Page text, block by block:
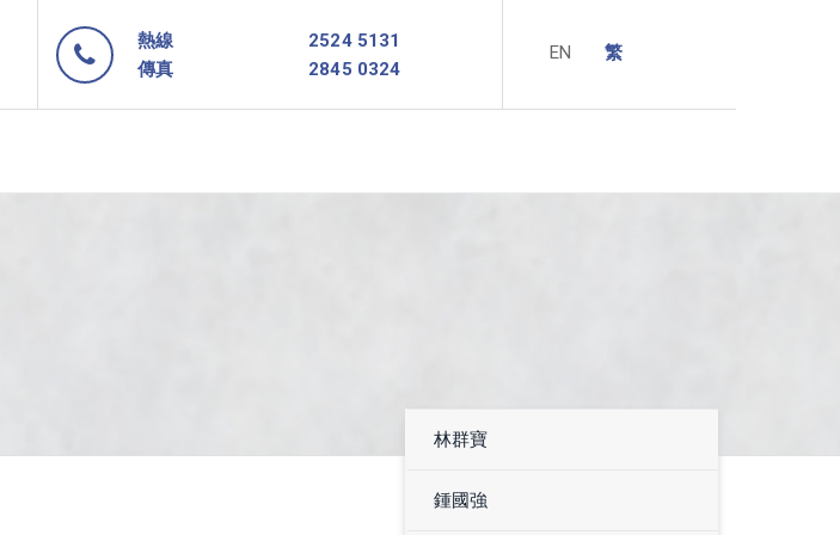
熱線
2524 5131
傳真
2845 0324
林群寶
鍾國強